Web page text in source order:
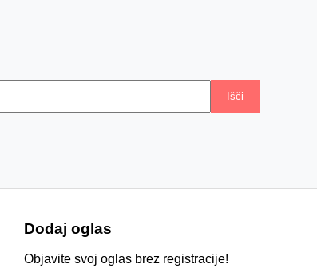
Išči
Dodaj oglas
Objavite svoj oglas brez registracije!